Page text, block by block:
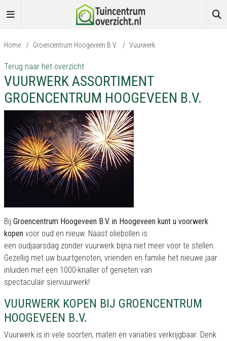
Home / Groencentrum Hoogeveen B.V. / Vuurwerk
Terug naar het overzicht
VUURWERK ASSORTIMENT
GROENCENTRUM HOOGEVEEN B.V.
Bij Groencentrum Hoogeveen B.V. in Hoogeveen kunt u voorwerk
kopen voor oud en nieuw. Naast oliebollen is
een oudjaarsdag zonder vuurwerk bijna niet meer voor te stellen.
Gezellig met uw buurtgenoten, vrienden en familie het nieuwe jaar
inluiden met een 1000-knaller of genieten van
spectaculair siervuurwerk!
VUURWERK KOPEN BIJ GROENCENTRUM
HOOGEVEEN B.V.
Vuurwerk is in vele soorten, maten en variaties verkrijgbaar. Denk